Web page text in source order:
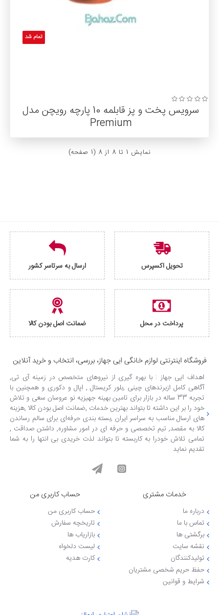
تمام شد
سرویس پخت و پز قابلمه 10 پارچه رویچن مدل
Premium
نمايش 1 تا 8 از 8 (1 صفحه)
تحویل اکسپرس ارسال به سرتاسر کشور
پرداخت در محل ضمانت اصل بودن کالا
فروشگاه اینترنتی لوازم خانگی ایی جهاز، بررسی، انتخاب و خرید آنلاین
اهداف ایی جهاز : با بهره گیری از نیروهای متخصص در زمینه آی تی,
آگاهی کامل ازبرندهای چینی ,بلور کریستال , اپال و دکوری و همچنین با
تجربه 33 ساله در بازار برای تامین بهینه جهیزیه نو عروسان سعی و تلاش
خود را بر این داشته تا بتواند بهترین خدمات ,ضمانت اصل بودن کالا ,هزینه
های ارسال مناسب به سراسر ایران ,بسته بندی حرفه‌ای برای سالم رساندن
کالا به مقصد, تیم تخصصی و حرفه ای در امور مشاوره, داشتن صداقت ,
تمامی تلاش خودرا به کاربسته تا بتواند لذت خریدی بی انتها را به شما
تقدیم نماید
خدمات مشتری
درباره ما
تماس با ما
برگشتی ها
نقشه سایت
تولیدکنندگان
حفظ حریم شخصی مشتریان
شرایط و قوانین
حساب کاربری من
حساب کاربری من
تاریخچه سفارش
بازاریاب ها
لیست دلخواه
کارت هدیه